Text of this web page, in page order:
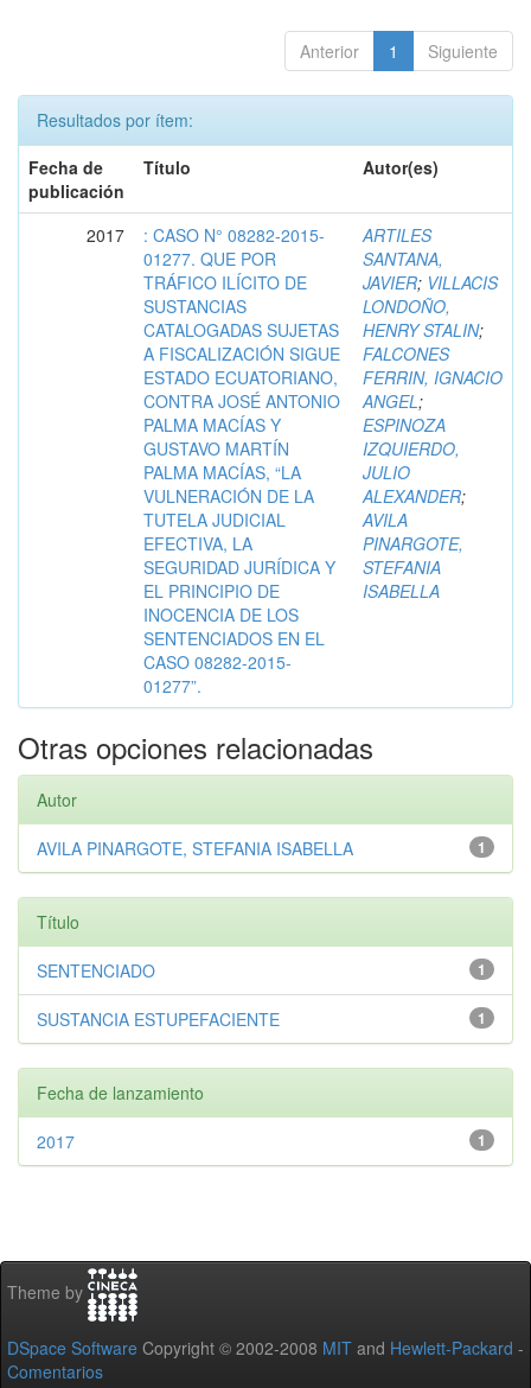
Anterior 1 Siguiente
Resultados por ítem:
Fecha de
publicación
Título Autor(es)
2017
: CASO N° 08282-2015-
01277. QUE POR
TRÁFICO ILÍCITO DE
SUSTANCIAS
CATALOGADAS SUJETAS
A FISCALIZACIÓN SIGUE
ESTADO ECUATORIANO,
CONTRA JOSÉ ANTONIO
PALMA MACÍAS Y
GUSTAVO MARTÍN
PALMA MACÍAS, “LA
VULNERACIÓN DE LA
TUTELA JUDICIAL
EFECTIVA, LA
SEGURIDAD JURÍDICA Y
EL PRINCIPIO DE
INOCENCIA DE LOS
SENTENCIADOS EN EL
CASO 08282-2015-
01277”.
ARTILES
SANTANA,
JAVIER; VILLACIS
LONDOÑO,
HENRY STALIN;
FALCONES
FERRIN, IGNACIO
ANGEL;
ESPINOZA
IZQUIERDO,
JULIO
ALEXANDER;
AVILA
PINARGOTE,
STEFANIA
ISABELLA
Otras opciones relacionadas
Autor
1
AVILA PINARGOTE, STEFANIA ISABELLA
Título
1
SENTENCIADO
1
SUSTANCIA ESTUPEFACIENTE
Fecha de lanzamiento
1
2017
Theme by
DSpace Software Copyright © 2002-2008 MIT and Hewlett-Packard -
Comentarios